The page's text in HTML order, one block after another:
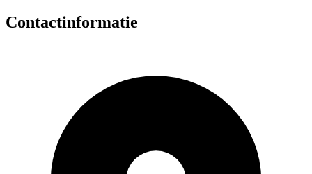
Contactinformatie